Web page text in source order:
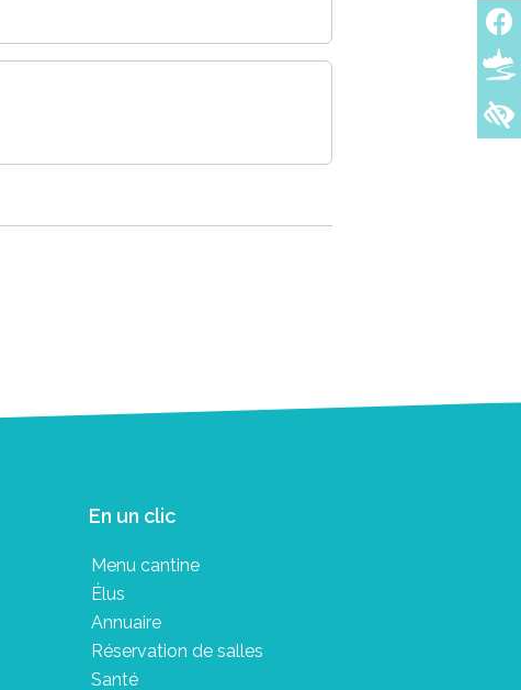
En un clic
Menu cantine
Élus
Annuaire
Réservation de salles
Santé